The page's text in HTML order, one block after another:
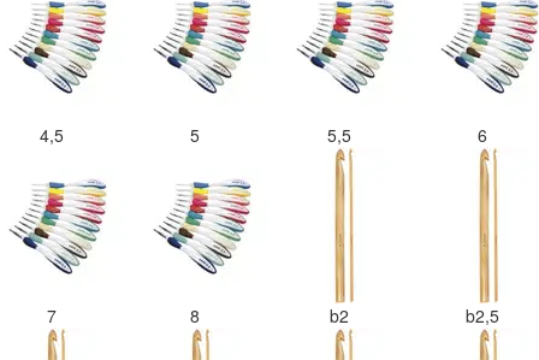
4,5 5 5,5 6
7 8 b2 b2,5